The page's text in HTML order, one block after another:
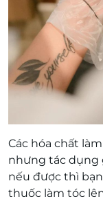
Các hóa chất
nhưng tác dụng
nếu được thì
thuốc làm tóc